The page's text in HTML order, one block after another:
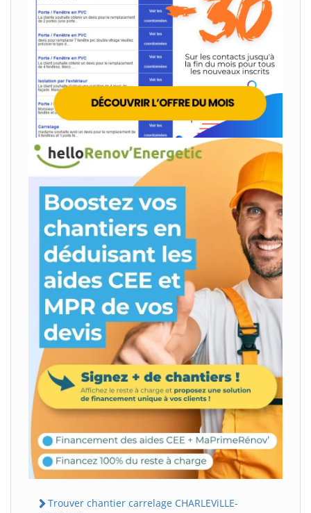
Trouver chantier carrelage CHARLEViLLE-